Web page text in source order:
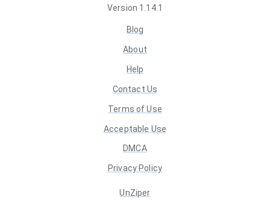
Version 1.14.1
Blog
About
Help
Contact Us
Terms of Use
Acceptable Use
DMCA
Privacy Policy
UnZiper